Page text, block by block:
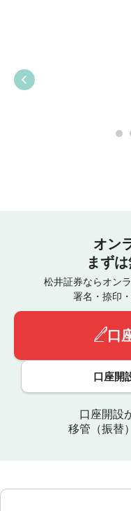
オン
まず
松井証券ならオン
署名・捺印
口
口座開
口座開設
移管（振替